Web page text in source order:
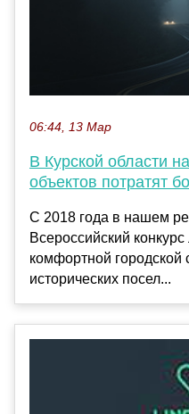
06:44, 13 Мар
В Курской области
объектов потратят
С 2018 года в нашем
Всероссийский
комфортной
исторических посел...